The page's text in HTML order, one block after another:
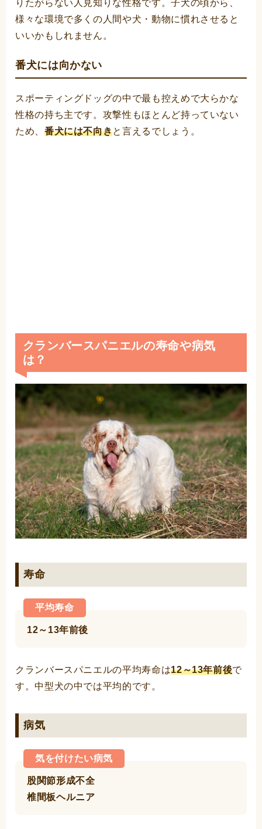
りたがらない人見知りな性格です。子犬の頃から、
様々な環境で多くの人間や犬・動物に慣れさせると
いいかもしれません。
番犬には向かない
スポーティングドッグの中で最も控えめで大らかな
性格の持ち主です。攻撃性もほとんど持っていない
ため、 番犬には不向きと言えるでしょう。
クランバースパニエルの寿命や病気
は？
寿命
平均寿命
12～13年前後
クランバースパニエルの平均寿命は12～13年前後で
す。中型犬の中では平均的です。
病気
気を付けたい病気
股関節形成不全
椎間板ヘルニア